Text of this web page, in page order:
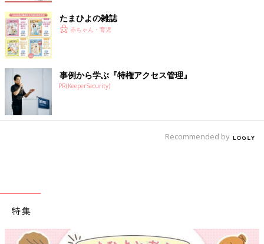
たまひよの雑誌
赤ちゃん・育児
事例から学ぶ『特権アクセス管理』
PR(KeeperSecurity)
Recommended by
特集